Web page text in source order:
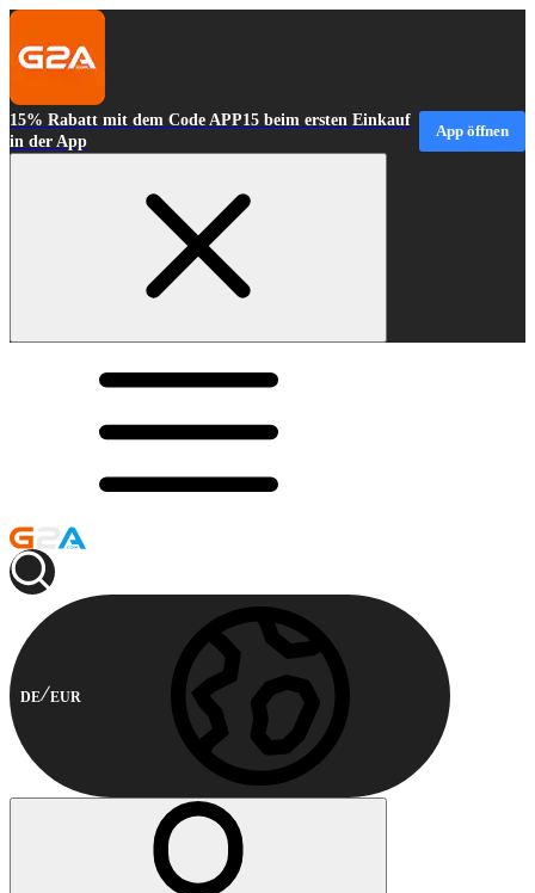
15% Rabatt mit dem Code APP15 beim ersten Einkauf
in der App
App öffnen
DE EUR